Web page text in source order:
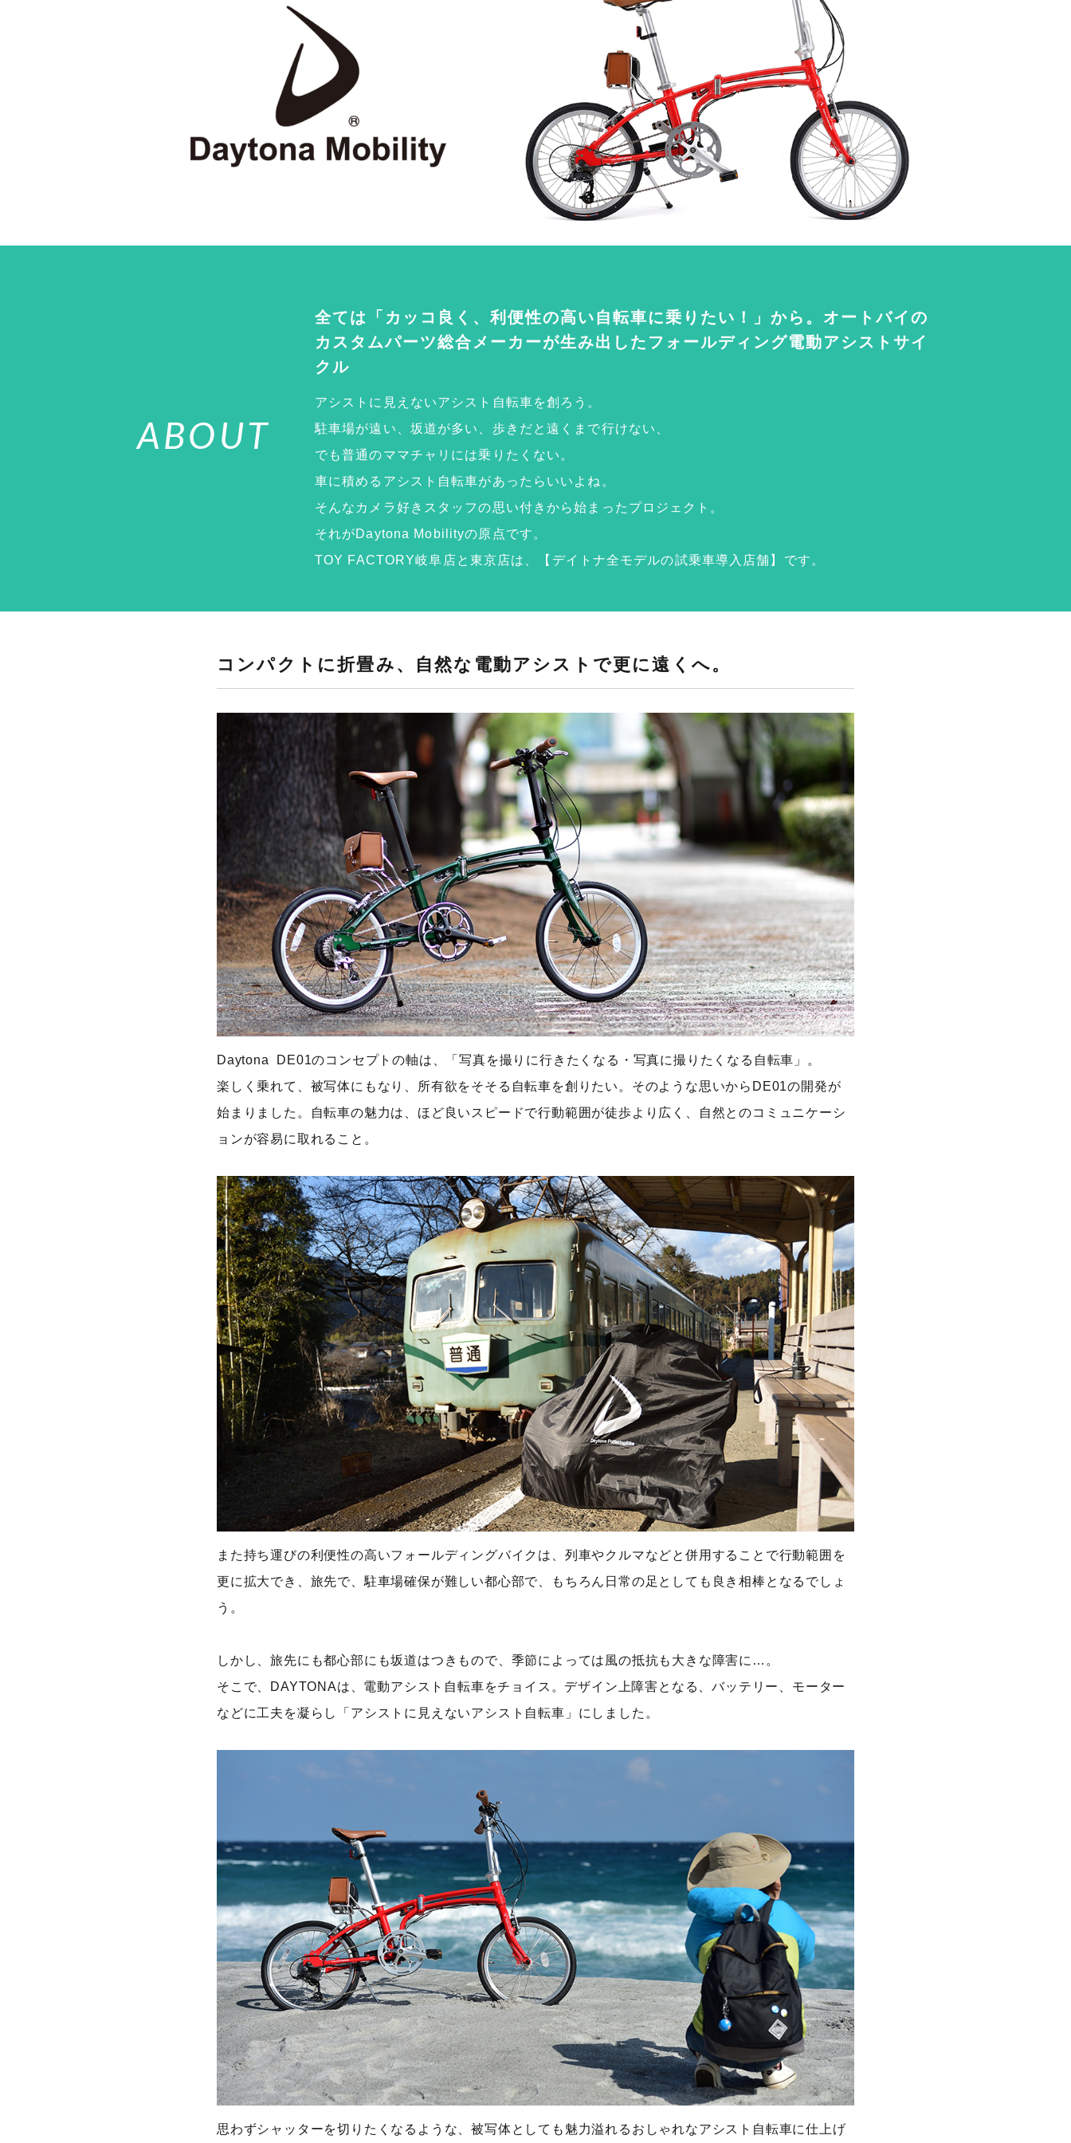
ABOUT
全ては「カッコ良く、利便性の高い自転車に乗りたい！」から。オートバイの
カスタムパーツ総合メーカーが生み出したフォールディング電動アシストサイ
クル
アシストに見えないアシスト自転車を創ろう。
駐車場が遠い、坂道が多い、歩きだと遠くまで行けない、
でも普通のママチャリには乗りたくない。
車に積めるアシスト自転車があったらいいよね。
そんなカメラ好きスタッフの思い付きから始まったプロジェクト。
それがDaytona Mobilityの原点です。
TOY FACTORY岐阜店と東京店は、【デイトナ全モデルの試乗車導入店舗】です。
コンパクトに折畳み、自然な電動アシストで更に遠くへ。
Daytona DE01のコンセプトの軸は、「写真を撮りに行きたくなる・写真に撮りたくなる自転車」。
楽しく乗れて、被写体にもなり、所有欲をそそる自転車を創りたい。そのような思いからDE01の開発が
始まりました。自転車の魅力は、ほど良いスピードで行動範囲が徒歩より広く、自然とのコミュニケーシ
ョンが容易に取れること。
また持ち運びの利便性の高いフォールディングバイクは、列車やクルマなどと併用することで行動範囲を
更に拡大でき、旅先で、駐車場確保が難しい都心部で、もちろん日常の足としても良き相棒となるでしょ
う。
しかし、旅先にも都心部にも坂道はつきもので、季節によっては風の抵抗も大きな障害に…。
そこで、DAYTONAは、電動アシスト自転車をチョイス。デザイン上障害となる、バッテリー、モーター
などに工夫を凝らし「アシストに見えないアシスト自転車」にしました。
思わずシャッターを切りたくなるような、被写体としても魅力溢れるおしゃれなアシスト自転車に仕上げ